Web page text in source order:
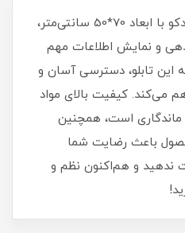
تابلو اعلانات شیشه‌خور شیدکو با ابعاد 70*50 سانتی‌متر،
و نمایش اطلاعات مهم
تابلو، دسترسی آسان و
می‌کند. کیفیت بالای مواد
است، همچنین
باعث رضایت شما
ندهید و هم‌اکنون نظم و